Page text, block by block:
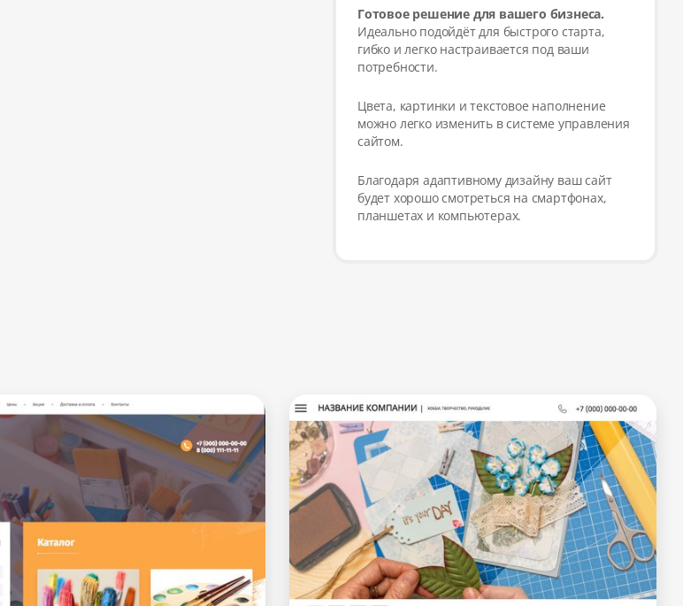
Готовое решение для вашего бизнеса.
Идеально подойдёт для быстрого старта,
гибко и легко настраивается под ваши
потребности.
Цвета, картинки и текстовое наполнение
можно легко изменить в системе управления
сайтом.
Благодаря адаптивному дизайну ваш сайт
будет хорошо смотреться на смартфонах,
планшетах и компьютерах.